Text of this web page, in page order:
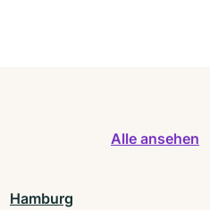
Alle ansehen
Hamburg